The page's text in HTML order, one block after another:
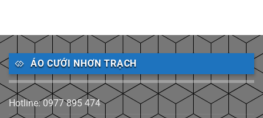
ÁO CƯỚI NHƠN TRẠCH
Hotline: 0977 895 474